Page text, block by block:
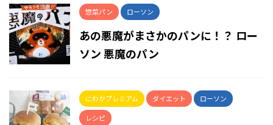
惣菜パン ローソン
あの悪魔がまさかのパンに！？ ロー
ソン 悪魔のパン
にわかプレミアム ダイエット
ローソン
レシピ